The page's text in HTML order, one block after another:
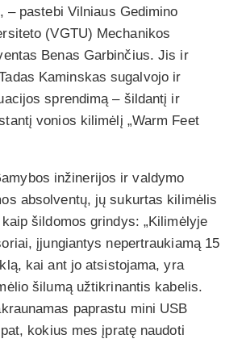
– pastebi Vilniaus Gedimino
(VGTU) Mechanikos
Benas Garbinčius. Jis ir
Kaminskas sugalvojo ir
sprendimą – šildantį ir
vonios kilimėlį „Warm Feet
inžinerijos ir valdymo
absolventų, jų sukurtas kilimėlis
šildomos grindys: „Kilimėlyje
įjungiantys nepertraukiamą 15
kai ant jo atsistojama, yra
šilumą užtikrinantis kabelis.
paprastu mini USB
kokius mes įpratę naudoti